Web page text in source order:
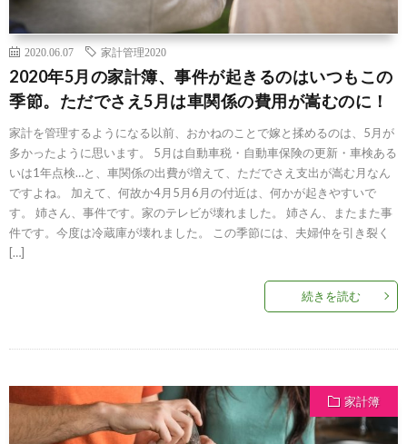
2020.06.07 家計管理2020
2020年5月の家計簿、事件が起きるのはいつもこの
季節。ただでさえ5月は車関係の費用が嵩むのに！
家計を管理するようになる以前、おかねのことで嫁と揉めるのは、5月が
多かったように思います。 5月は自動車税・自動車保険の更新・車検ある
いは1年点検…と、車関係の出費が増えて、ただでさえ支出が嵩む月なん
ですよね。 加えて、何故か4月5月6月の付近は、何かが起きやすいで
す。 姉さん、事件です。家のテレビが壊れました。 姉さん、またまた事
件です。今度は冷蔵庫が壊れました。 この季節には、夫婦仲を引き裂く
[…]
続きを読む
家計簿